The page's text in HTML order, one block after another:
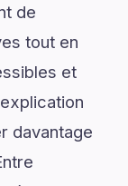
de
tout en
et
davantage